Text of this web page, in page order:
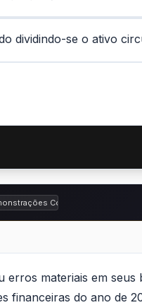
dividindo-se o ativo
Contábeis
erros materiais em
financeiras do ano de